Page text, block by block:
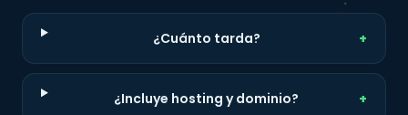
¿Cuánto tarda?
¿Incluye hosting y dominio?